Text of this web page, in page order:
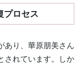
プロセス
あり、華原朋美さん
されています。しか